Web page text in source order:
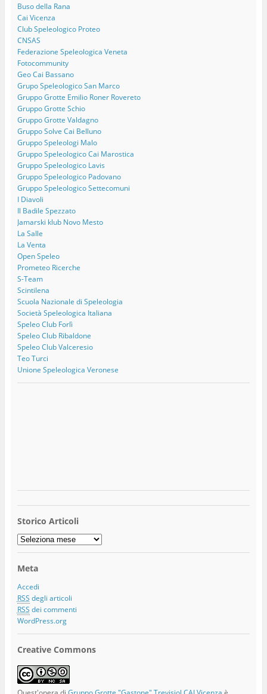
Buso della Rana
Cai Vicenza
Club Speleologico Proteo
CNSAS
Federazione Speleologica Veneta
Fotocommunity
Geo Cai Bassano
Grupo Speleologico San Marco
Gruppo Grotte Emilio Roner Rovereto
Gruppo Grotte Schio
Gruppo Grotte Valdagno
Gruppo Solve Cai Belluno
Gruppo Speleologi Malo
Gruppo Speleologico Cai Marostica
Gruppo Speleologico Lavis
Gruppo Speleologico Padovano
Gruppo Speleologico Settecomuni
I Diavoli
Il Badile Spezzato
Jamarski klub Novo Mesto
La Salle
La Venta
Open Speleo
Prometeo Ricerche
S-Team
Scintilena
Scuola Nazionale di Speleologia
Società Speleologica Italiana
Speleo Club Forlì
Speleo Club Ribaldone
Speleo Club Valceresio
Teo Turci
Unione Speleologica Veronese
Storico Articoli
Storico
Articoli
Meta
Accedi
RSS degli articoli
RSS dei commenti
WordPress.org
Creative Commons